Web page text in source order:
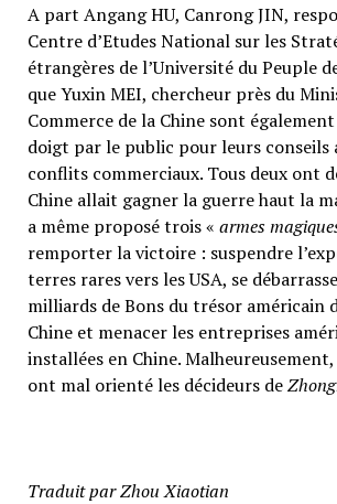
A part Angang HU, Canrong JIN,
Centre d’Etudes National sur les
étrangères de l’Université du Peuple
que Yuxin MEI, chercheur près du
Commerce de la Chine sont
doigt par le public pour leurs conseils
conflits commerciaux. Tous deux ont
Chine allait gagner la guerre haut la
a même proposé trois « armes
remporter la victoire : suspendre
terres rares vers les USA, se
milliards de Bons du trésor américain
Chine et menacer les entreprises
installées en Chine.
ont mal orienté les décideurs de
Traduit par Zhou Xiaotian